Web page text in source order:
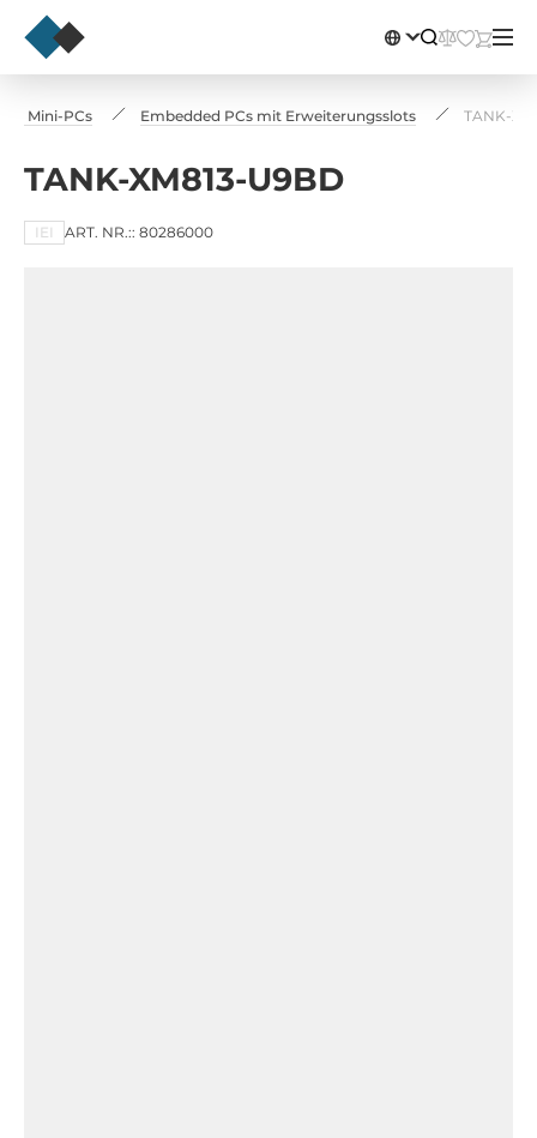
Mini-PCs Embedded PCs mit Erweiterungsslots TANK-
TANK-XM813-U9BD
IEI ART. NR.:: 80286000